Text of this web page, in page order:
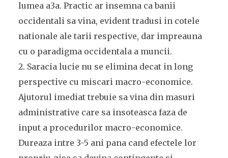
lumea a3a. Practic ar insemna ca banii
occidentali sa vina, evident tradusi in cotele
nationale ale tarii respective, dar impreauna
cu o paradigma occidentala a muncii.
2. Saracia lucie nu se elimina decat in long
perspective cu miscari macro-economice.
Ajutorul imediat trebuie sa vina din masuri
administrative care sa insoteasca faza de
input a procedurilor macro-economice.
Dureaza intre 3-5 ani pana cand efectele lor